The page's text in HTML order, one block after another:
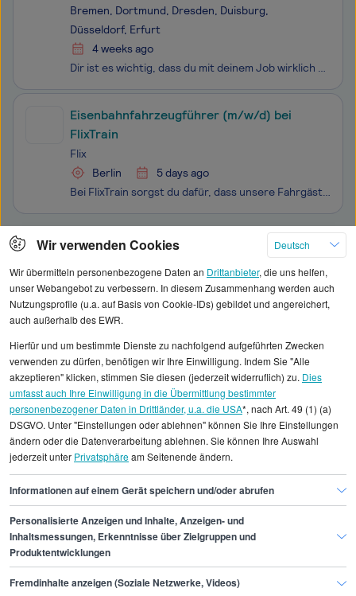
Bremen, Dortmund, Dresden, Duisburg,
Düsseldorf, Erfurt
4 weeks ago
Dir ist es wichtig, dass du mit deinem Job wirklich etwas bewegst. Finde deinen Platz in einem von über 500 Berufen bei der Deutschen Bahn. Wir bieten Profis und Berufsstarter:innen sichere Jobs mit Zukunftsperspektiven. Bewirb dich jetzt für ein Team, das sich gegenseitig unterstützt und auf die Zu
Eisenbahnfahrzeugführer (m/w/d) bei
FlixTrain
Flix
Berlin
5 days ago
Bei FlixTrain sorgst du dafür, dass unsere Fahrgäste sicher und mit gutem Gefühl ans Ziel kommen. In einem starken Team übernimmst du Verantwortung, erlebst jeden Tag etwas Neues und kannst dich in einem Umfeld entwickeln, in dem dein Einsatz wirklich zählt. Als ausgebildete:r Lokführer:inmit gül
Klicken Sie hier, um weitere Angebote anzuzeigen
statistischen Erhebungen durch StepStone. Es sind
Durchschnittswerte und die Angaben können nicht
einzelnen Stellenangeboten zugeordnet werden.
Gehaltsinformationen
Logistik
Triebfahrzeugführer/in
Triebfahrzeugführer/in Berlin
Finde den Job,
der zu dir passt.
Wir verwenden Cookies
Deutsch
Wir übermitteln personenbezogene Daten an Drittanbieter, die uns helfen,
unser Webangebot zu verbessern. In diesem Zusammenhang werden auch
Nutzungsprofile (u.a. auf Basis von Cookie-IDs) gebildet und angereichert,
auch außerhalb des EWR.
Hierfür und um bestimmte Dienste zu nachfolgend aufgeführten Zwecken
verwenden zu dürfen, benötigen wir Ihre Einwilligung. Indem Sie "Alle
akzeptieren" klicken, stimmen Sie diesen (jederzeit widerruflich) zu. Dies
umfasst auch Ihre Einwilligung in die Übermittlung bestimmter
personenbezogener Daten in Drittländer, u.a. die USA*, nach Art. 49 (1) (a)
DSGVO. Unter "Einstellungen oder ablehnen" können Sie Ihre Einstellungen
ändern oder die Datenverarbeitung ablehnen. Sie können Ihre Auswahl
jederzeit unter Privatsphäream Seitenende ändern.
Informationen auf einem Gerät speichern und/oder abrufen
Personalisierte Anzeigen und Inhalte, Anzeigen- und
Inhaltsmessungen, Erkenntnisse über Zielgruppen und
Produktentwicklungen
Fremdinhalte anzeigen (Soziale Netzwerke, Videos)